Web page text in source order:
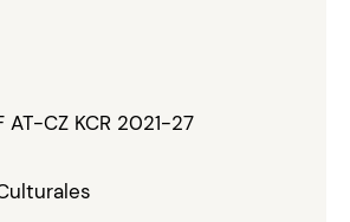
AT-CZ KCR 2021-27